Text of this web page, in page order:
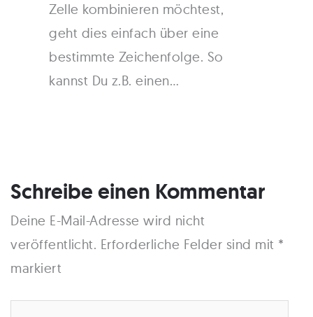
Zelle kombinieren möchtest,
geht dies einfach über eine
bestimmte Zeichenfolge. So
kannst Du z.B. einen…
Schreibe einen Kommentar
Deine E-Mail-Adresse wird nicht
veröffentlicht. Erforderliche Felder sind mit *
markiert